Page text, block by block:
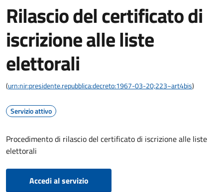
Rilascio del certificato di
iscrizione alle liste
elettorali
(urn:nir:presidente.repubblica:decreto:1967-03-20;223~art4bis)
Servizio attivo
Procedimento di rilascio del certificato di iscrizione alle liste
elettorali
Accedi al servizio